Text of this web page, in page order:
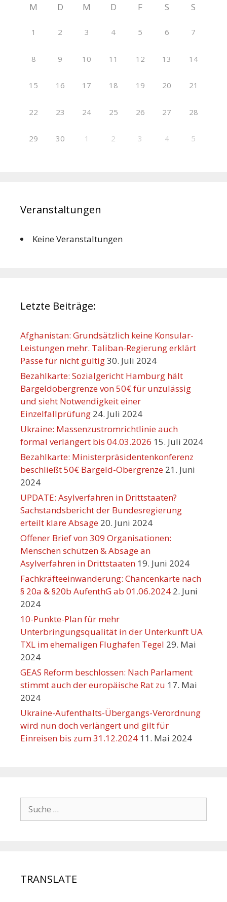
M D M D F S S
1 2 3 4 5 6 7
8 9 10 11 12 13 14
15 16 17 18 19 20 21
22 23 24 25 26 27 28
29 30 1 2 3 4 5
Veranstaltungen
Keine Veranstaltungen
Letzte Beiträge:
Afghanistan: Grundsätzlich keine Konsular-
Leistungen mehr. Taliban-Regierung erklärt
Pässe für nicht gültig30. Juli 2024
Bezahlkarte: Sozialgericht Hamburg hält
Bargeldobergrenze von 50€ für unzulässig
und sieht Notwendigkeit einer
Einzelfallprüfung 24. Juli 2024
Ukraine: Massenzustromrichtlinie auch
formal verlängert bis 04.03.2026 15. Juli 2024
Bezahlkarte: Ministerpräsidentenkonferenz
beschließt 50€ Bargeld-Obergrenze 21. Juni
2024
UPDATE: Asylverfahren in Drittstaaten?
Sachstandsbericht der Bundesregierung
erteilt klare Absage 20. Juni 2024
Offener Brief von 309 Organisationen:
Menschen schützen & Absage an
Asylverfahren in Drittstaaten 19. Juni 2024
Fachkräfteeinwanderung: Chancenkarte nach
§ 20a & §20b AufenthG ab 01.06.2024 2. Juni
2024
10-Punkte-Plan für mehr
Unterbringungsqualität in der Unterkunft UA
TXL im ehemaligen Flughafen Tegel 29. Mai
2024
GEAS Reform beschlossen: Nach Parlament
stimmt auch der europäische Rat zu 17. Mai
2024
Ukraine-Aufenthalts-Übergangs-Verordnung
wird nun doch verlängert und gilt für
Einreisen bis zum 31.12.2024 11. Mai 2024
TRANSLATE